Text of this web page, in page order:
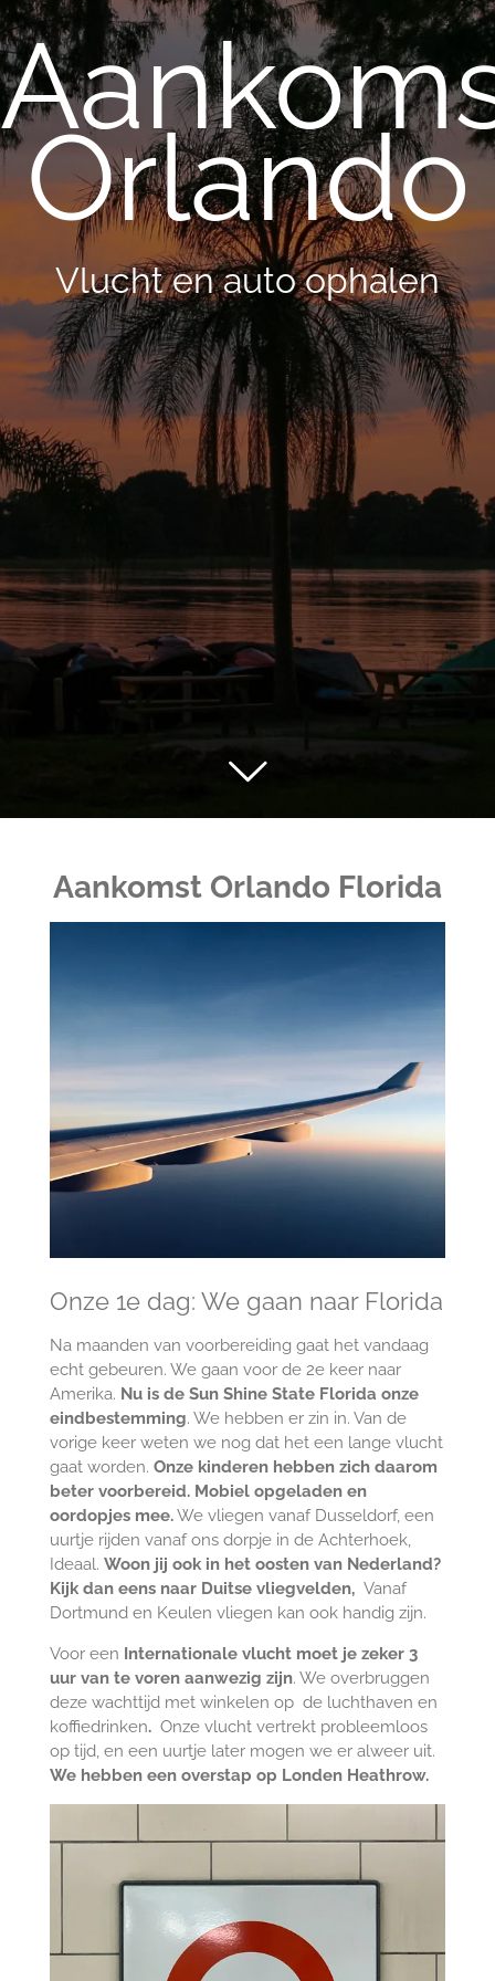
Orlando
Vlucht en auto ophalen
Aankomst Orlando Florida
Onze 1e dag: We gaan naar Florida
Na maanden van voorbereiding gaat het vandaag
echt gebeuren. We gaan voor de 2e keer naar
Amerika. Nu is de Sun Shine State Florida onze
eindbestemming. We hebben er zin in. Van de
vorige keer weten we nog dat het een lange vlucht
gaat worden. Onze kinderen hebben zich daarom
beter voorbereid. Mobiel opgeladen en
oordopjes mee.We vliegen vanaf Dusseldorf, een
uurtje rijden vanaf ons dorpje in de Achterhoek,
Ideaal. Woon jij ook in het oosten van Nederland?
Kijk dan eens naar Duitse vliegvelden, Vanaf
Dortmund en Keulen vliegen kan ook handig zijn.
Voor een Internationale vlucht moet je zeker 3
uur van te voren aanwezig zijn. We overbruggen
deze wachttijd met winkelen op de luchthaven en
koffiedrinken. Onze vlucht vertrekt probleemloos
op tijd, en een uurtje later mogen we er alweer uit.
We hebben een overstap op Londen Heathrow.